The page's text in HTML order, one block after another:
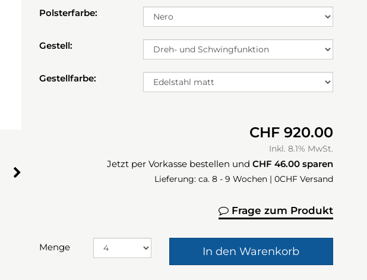
Polsterfarbe:
Gestell:
Gestellfarbe:
CHF 920.00
Inkl. 8.1% MwSt.
Jetzt per Vorkasse bestellen und CHF 46.00 sparen
Lieferung: ca. 8 - 9 Wochen | 0CHF Versand
Frage zum Produkt
Menge In den Warenkorb